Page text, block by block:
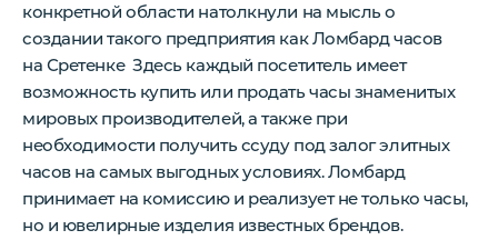
конкретной области натолкнули на мысль о
создании такого предприятия как Ломбард часов
на Сретенке Здесь каждый посетитель имеет
возможность купить или продать часы знаменитых
мировых производителей, а также при
необходимости получить ссуду под залог элитных
часов на самых выгодных условиях. Ломбард
принимает на комиссию и реализует не только часы,
но и ювелирные изделия известных брендов.